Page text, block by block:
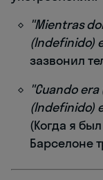
"Mientras
(Indefinido)
зазвонил
"Cuando
(Indefinido)
(Когда я
Барселоне